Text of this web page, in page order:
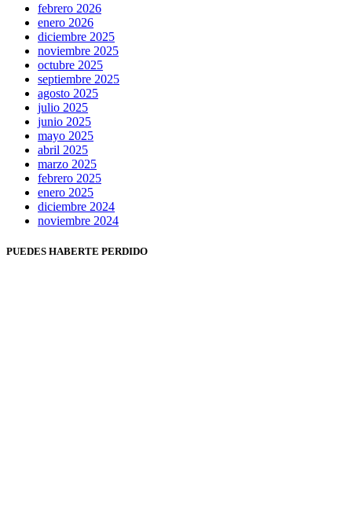
febrero 2026
enero 2026
diciembre 2025
noviembre 2025
octubre 2025
septiembre 2025
agosto 2025
julio 2025
junio 2025
mayo 2025
abril 2025
marzo 2025
febrero 2025
enero 2025
diciembre 2024
noviembre 2024
PUEDES HABERTE PERDIDO